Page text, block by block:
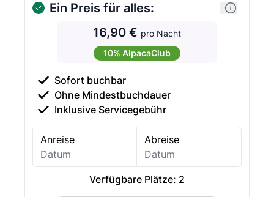
Ein Preis für alles:
16,90 € pro Nacht
10% AlpacaClub
Sofort buchbar
Ohne Mindestbuchdauer
Inklusive Servicegebühr
Anreise Abreise
Verfügbare Plätze: 2